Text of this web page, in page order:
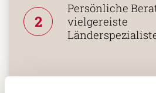
2
Persönliche
vielgereiste